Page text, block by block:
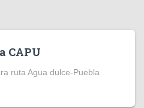
CAPU
ruta Agua dulce-Puebla